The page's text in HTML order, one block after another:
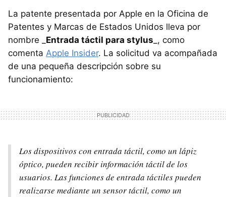
La patente presentada por Apple en la Oficina de
Patentes y Marcas de Estados Unidos lleva por
nombre _ Entrada táctil para stylus _, como
comenta Apple Insider. La solicitud va acompañada
de una pequeña descripción sobre su
funcionamiento:
Los dispositivos con entrada táctil, como un lápiz
óptico, pueden recibir información táctil de los
usuarios. Las funciones de entrada táctiles pueden
realizarse mediante un sensor táctil, como un